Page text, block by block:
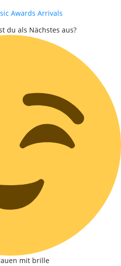
Awards Arrivals
du als Nächstes aus?